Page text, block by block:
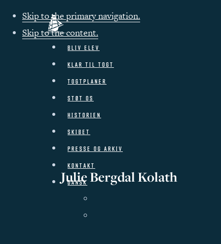
Skip to the primary navigation.
Skip to the content.
BLIV ELEV
KLAR TIL TOGT
TOGTPLANER
STØT OS
HISTORIEN
SKIBET
PRESSE OG ARKIV
KONTAKT
DANSK
Julie Bergdal Kolath